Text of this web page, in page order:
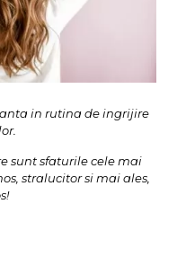
in rutina de ingrijire
sunt sfaturile cele mai
stralucitor si mai ales,